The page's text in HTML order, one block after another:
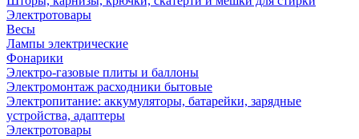
Электротовары
Весы
Лампы электрические
Фонарики
Электро-газовые плиты и баллоны
Электромонтаж расходники бытовые
Электропитание: аккумуляторы, батарейки, зарядные
устройства, адаптеры
Электротовары